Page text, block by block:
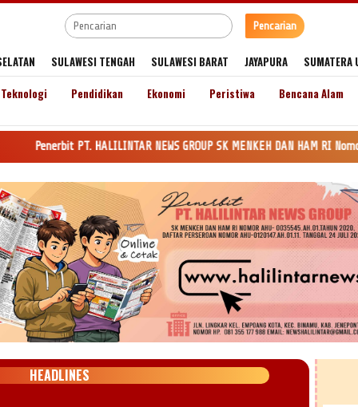
Pencarian
SULAWESI TENGAH SULAWESI BARAT JAYAPURA
SUMATERA
Teknologi
Pendidikan Ekonomi Peristiwa Bencana Alam
PT. HALILINTAR NEWS GROUP SK MENKEH DAN HAM RI Nomor AHU-
HEADLINES